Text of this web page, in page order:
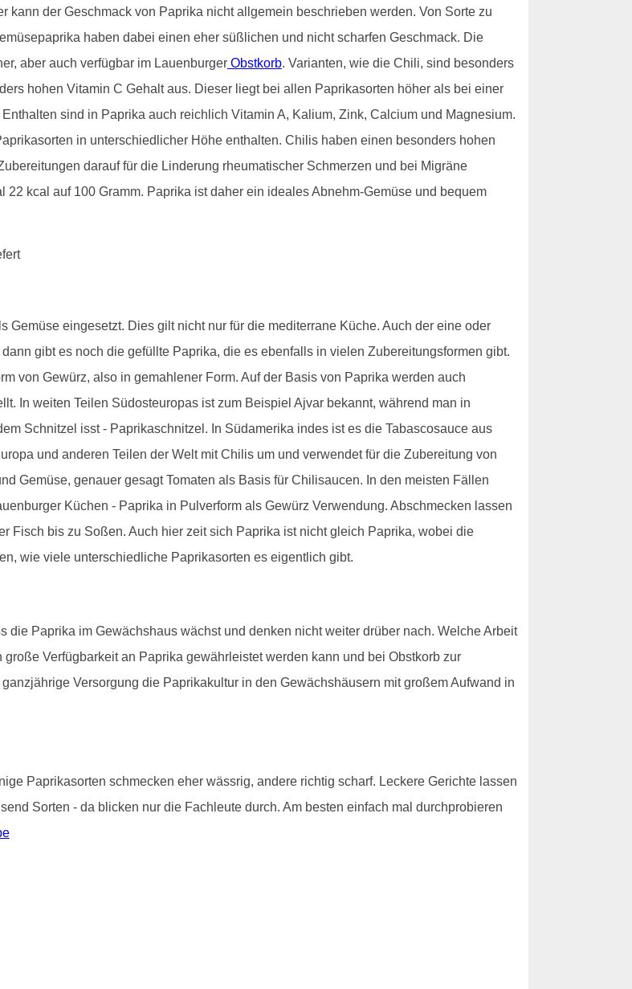
der Geschmack von Paprika nicht allgemein beschrieben werden. Von Sorte zu
haben dabei einen eher süßlichen und nicht scharfen Geschmack. Die
aber auch verfügbar im LauenburgerObstkorb. Varianten, wie die Chili, sind besonders
hohen Vitamin C Gehalt aus. Dieser liegt bei allen Paprikasorten höher als bei einer
sind in Paprika auch reichlich Vitamin A, Kalium, Zink, Calcium und Magnesium.
in unterschiedlicher Höhe enthalten. Chilis haben einen besonders hohen
darauf für die Linderung rheumatischer Schmerzen und bei Migräne
kcal auf 100 Gramm. Paprika ist daher ein ideales Abnehm-Gemüse und bequem
Gemüse eingesetzt. Dies gilt nicht nur für die mediterrane Küche. Auch der eine oder
gibt es noch die gefüllte Paprika, die es ebenfalls in vielen Zubereitungsformen gibt.
von Gewürz, also in gemahlener Form. Auf der Basis von Paprika werden auch
In weiten Teilen Südosteuropas ist zum Beispiel Ajvar bekannt, während man in
Schnitzel isst - Paprikaschnitzel. In Südamerika indes ist es die Tabascosauce aus
und anderen Teilen der Welt mit Chilis um und verwendet für die Zubereitung von
Gemüse, genauer gesagt Tomaten als Basis für Chilisaucen. In den meisten Fällen
Küchen - Paprika in Pulverform als Gewürz Verwendung. Abschmecken lassen
Fisch bis zu Soßen. Auch hier zeit sich Paprika ist nicht gleich Paprika, wobei die
wie viele unterschiedliche Paprikasorten es eigentlich gibt.
die Paprika im Gewächshaus wächst und denken nicht weiter drüber nach. Welche Arbeit
Verfügbarkeit an Paprika gewährleistet werden kann und bei Obstkorb zur
Versorgung die Paprikakultur in den Gewächshäusern mit großem Aufwand in
Paprikasorten schmecken eher wässrig, andere richtig scharf. Leckere Gerichte lassen
Sorten - da blicken nur die Fachleute durch. Am besten einfach mal durchprobieren